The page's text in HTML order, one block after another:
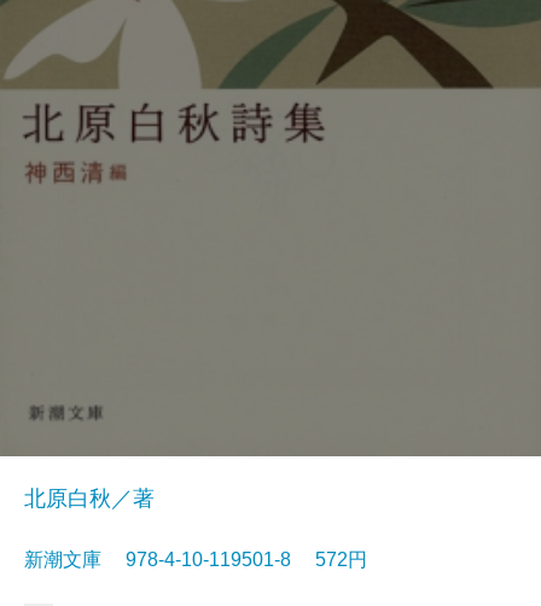
北原白秋／著
新潮文庫 978-4-10-119501-8 572円